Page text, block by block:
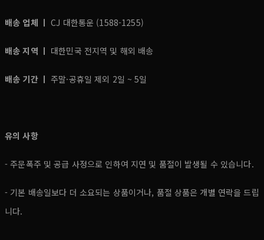
배송 업체 ㅣCJ 대한통운 (1588-1255)
배송 지역 ㅣ 대한민국 전지역 및 해외 배송
배송 기간 ㅣ주말·공휴일 제외 2일 ~ 5일
유의 사항
- 주문폭주 및 공급 사정으로 인하여 지연 및 품절이 발생될 수 있습니다.
- 기본 배송일보다 더 소요되는 상품이거나, 품절 상품은 개별 연락을 드립
니다.